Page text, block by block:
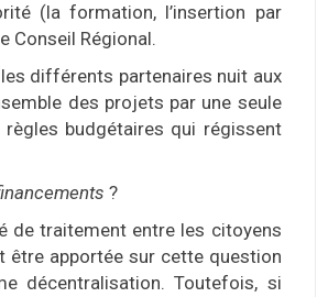
(la formation, l’insertion par
Conseil Régional.
différents partenaires nuit aux
des projets par une seule
budgétaires qui régissent
?
de traitement entre les citoyens
être apportée sur cette question
décentralisation. Toutefois, si